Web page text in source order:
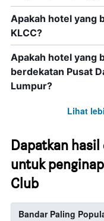
Apakah hotel yang
KLCC?
Apakah hotel yang
berdekatan Pusat
Lumpur?
Lihat
Dapatkan
untuk
Club
Bandar Paling